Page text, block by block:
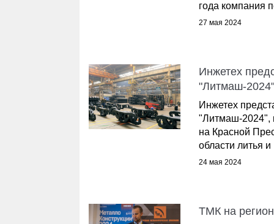
года компания
27 мая 2024
Инжетех
"Литмаш-2024"
Инжетех
"Литмаш-2024",
на Красной
области литья и
24 мая 2024
ТМК на